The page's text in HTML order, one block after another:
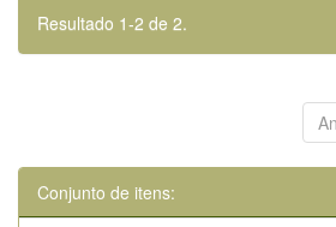
Resultado 1-2 de 2.
Conjunto de itens: